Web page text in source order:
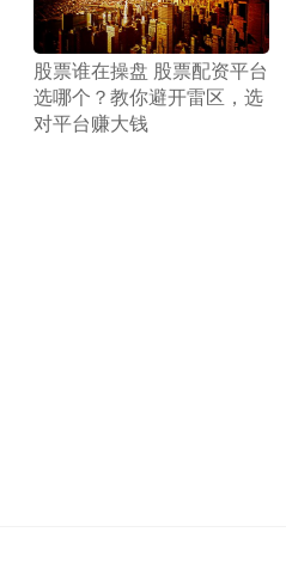
​股票谁在操盘 股票配资平台
选哪个？教你避开雷区，选
对平台赚大钱